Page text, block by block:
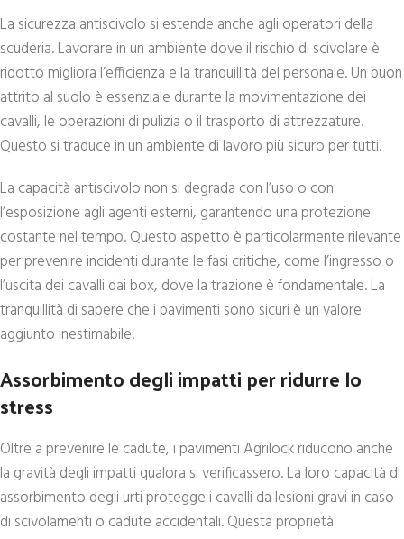
La sicurezza antiscivolo si estende anche agli operatori della
scuderia. Lavorare in un ambiente dove il rischio di scivolare è
ridotto migliora l’efficienza e la tranquillità del personale. Un buon
attrito al suolo è essenziale durante la movimentazione dei
cavalli, le operazioni di pulizia o il trasporto di attrezzature.
Questo si traduce in un ambiente di lavoro più sicuro per tutti.
La capacità antiscivolo non si degrada con l’uso o con
l’esposizione agli agenti esterni, garantendo una protezione
costante nel tempo. Questo aspetto è particolarmente rilevante
per prevenire incidenti durante le fasi critiche, come l’ingresso o
l’uscita dei cavalli dai box, dove la trazione è fondamentale. La
tranquillità di sapere che i pavimenti sono sicuri è un valore
aggiunto inestimabile.
Assorbimento degli impatti per ridurre lo
stress
Oltre a prevenire le cadute, i pavimenti Agrilock riducono anche
la gravità degli impatti qualora si verificassero. La loro capacità di
assorbimento degli urti protegge i cavalli da lesioni gravi in caso
di scivolamenti o cadute accidentali. Questa proprietà